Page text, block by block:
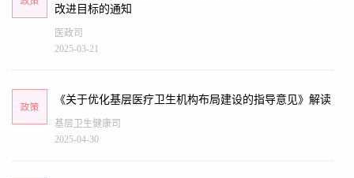
改进目标的通知
医政司
2025-03-21
《关于优化基层医疗卫生机构布局建设的指导意见》解读
基层卫生健康司
2025-04-30